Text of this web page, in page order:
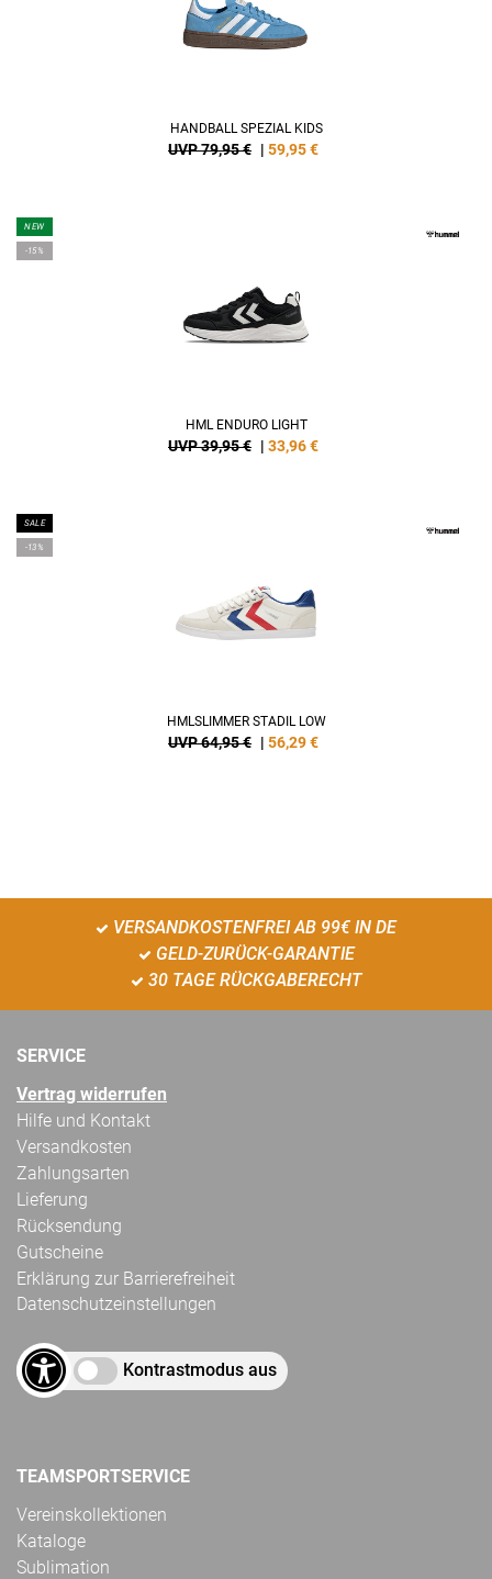
HANDBALL SPEZIAL KIDS
UVP 79,95 € | 59,95€
NEW
-15%
HML ENDURO LIGHT
UVP 39,95 € | 33,96€
SALE
-13%
HMLSLIMMER STADIL LOW
UVP 64,95 € | 56,29€
VERSANDKOSTENFREI AB 99€ IN DE
GELD-ZURÜCK-GARANTIE
30 TAGE RÜCKGABERECHT
SERVICE
Vertrag widerrufen
Hilfe und Kontakt
Versandkosten
Zahlungsarten
Lieferung
Rücksendung
Gutscheine
Erklärung zur Barrierefreiheit
Datenschutzeinstellungen
Kontrastmodus aus
TEAMSPORTSERVICE
Vereinskollektionen
Kataloge
Sublimation